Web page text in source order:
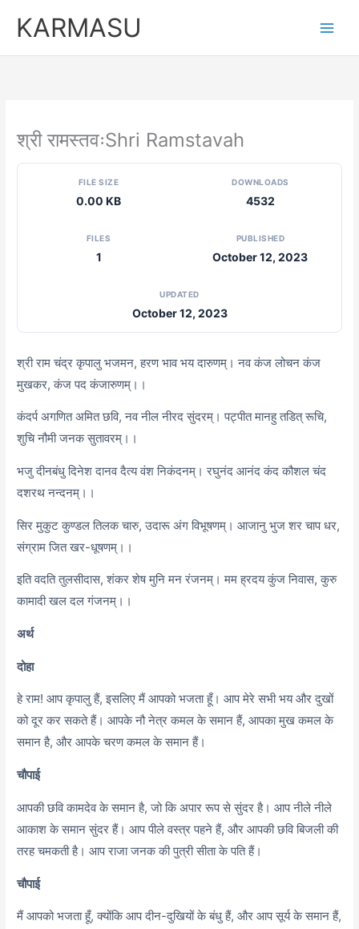
KARMASU
श्री रामस्तवःShri Ramstavah
FILE SIZE
0.00 KB
DOWNLOADS
4532
FILES
1
PUBLISHED
October 12, 2023
UPDATED
October 12, 2023
श्री राम चंद्र कृपालु भजमन, हरण भाव भय दारुणम्। नव कंज लोचन कंज
मुखकर, कंज पद कंजारुणम्।।
कंदर्प अगणित अमित छवि, नव नील नीरद सुंदरम्। पट्पीत मानहु तडित् रूचि,
शुचि नौमी जनक सुतावरम्।।
भजु दीनबंधु दिनेश दानव दैत्य वंश निकंदनम्। रघुनंद आनंद कंद कौशल चंद
दशरथ नन्दनम्।।
सिर मुकुट कुण्डल तिलक चारु, उदारू अंग विभूषणम्। आजानु भुज शर चाप धर,
संग्राम जित खर-धूषणम्।।
इति वदति तुलसीदास, शंकर शेष मुनि मन रंजनम्। मम ह्रदय कुंज निवास, कुरु
कामादी खल दल गंजनम्।।
अर्थ
दोहा
हे राम! आप कृपालु हैं, इसलिए मैं आपको भजता हूँ। आप मेरे सभी भय और दुखों
को दूर कर सकते हैं। आपके नौ नेत्र कमल के समान हैं, आपका मुख कमल के
समान है, और आपके चरण कमल के समान हैं।
चौपाई
आपकी छवि कामदेव के समान है, जो कि अपार रूप से सुंदर है। आप नीले नीले
आकाश के समान सुंदर हैं। आप पीले वस्त्र पहने हैं, और आपकी छवि बिजली की
तरह चमकती है। आप राजा जनक की पुत्री सीता के पति हैं।
चौपाई
मैं आपको भजता हूँ, क्योंकि आप दीन-दुखियों के बंधु हैं, और आप सूर्य के समान हैं,